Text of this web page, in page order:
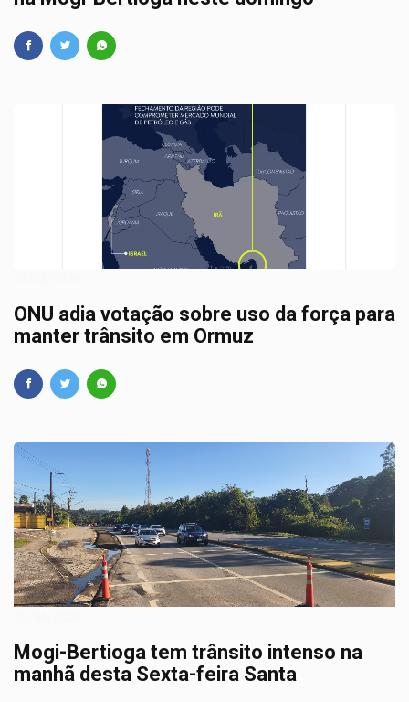
ONU adia votação sobre uso da força para
manter trânsito em Ormuz
Mogi-Bertioga tem trânsito intenso na
manhã desta Sexta-feira Santa